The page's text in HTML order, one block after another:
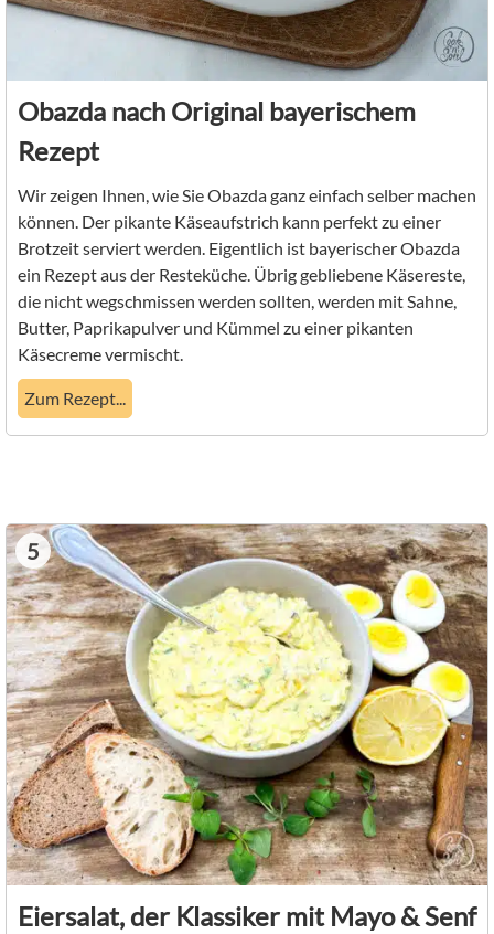
Obazda nach Original bayerischem
Rezept
Wir zeigen Ihnen, wie Sie Obazda ganz einfach selber machen
können. Der pikante Käseaufstrich kann perfekt zu einer
Brotzeit serviert werden. Eigentlich ist bayerischer Obazda
ein Rezept aus der Resteküche. Übrig gebliebene Käsereste,
die nicht wegschmissen werden sollten, werden mit Sahne,
Butter, Paprikapulver und Kümmel zu einer pikanten
Käsecreme vermischt.
Zum Rezept...
5
Eiersalat, der Klassiker mit Mayo & Senf